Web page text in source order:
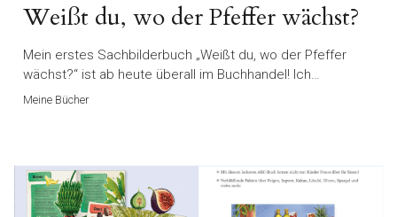
Weißt du, wo der Pfeffer wächst?
Mein erstes Sachbilderbuch „Weißt du, wo der Pfeffer
wächst?“ ist ab heute überall im Buchhandel! Ich…
Meine Bücher